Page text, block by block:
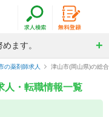
ます。
の薬剤師求人 津山市(岡山県)の総
人・転職情報一覧